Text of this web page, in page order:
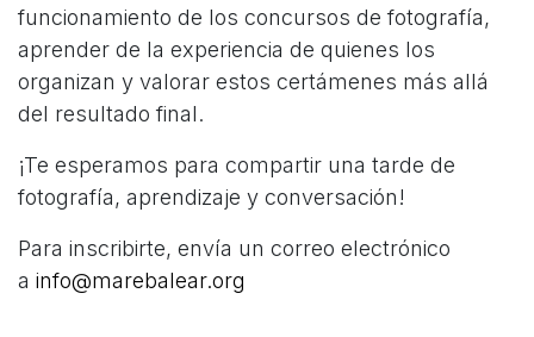
funcionamiento de los concursos de fotografía,
aprender de la experiencia de quienes los
organizan y valorar estos certámenes más allá
del resultado final.
¡Te esperamos para compartir una tarde de
fotografía, aprendizaje y conversación!
Para inscribirte, envía un correo electrónico
a info@marebalear.org